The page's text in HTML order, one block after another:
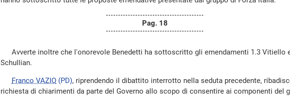
Pag. 18
Avverte inoltre che l'onorevole Benedetti ha sottoscritto gli emendamenti 1.3 Vitiello
Schullian.
Franco VAZIO (PD), riprendendo il dibattito interrotto nella seduta precedente,
richiesta di chiarimenti da parte del Governo allo scopo di consentire ai componenti del